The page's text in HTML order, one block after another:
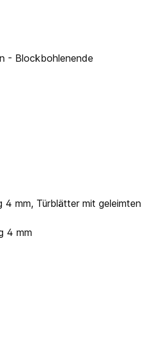
- Blockbohlenende
4 mm, Türblätter mit geleimten
4 mm